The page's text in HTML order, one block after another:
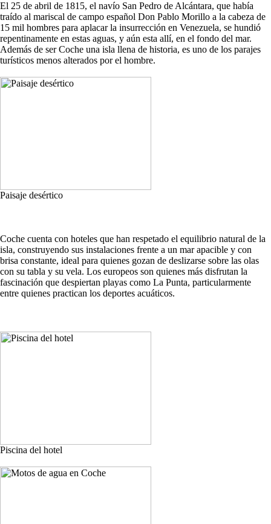
El 25 de abril de 1815, el navío San Pedro de Alcántara, que había
traído al mariscal de campo español Don Pablo Morillo a la cabeza de
15 mil hombres para aplacar la insurrección en Venezuela, se hundió
repentinamente en estas aguas, y aún esta allí, en el fondo del mar.
Además de ser Coche una isla llena de historia, es uno de los parajes
turísticos menos alterados por el hombre.
Paisaje desértico
Coche cuenta con hoteles que han respetado el equilibrio natural de la
isla, construyendo sus instalaciones frente a un mar apacible y con
brisa constante, ideal para quienes gozan de deslizarse sobre las olas
con su tabla y su vela. Los europeos son quienes más disfrutan la
fascinación que despiertan playas como La Punta, particularmente
entre quienes practican los deportes acuáticos.
Piscina del hotel